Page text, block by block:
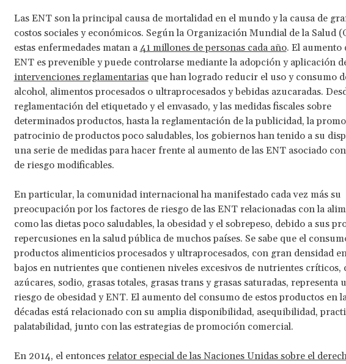
Las ENT son la principal causa de mortalidad en el mundo y la causa de
costos sociales y económicos. Según la Organización Mundial de la Salud
estas enfermedades matan a 41 millones de personas cada año. El aumento
ENT es prevenible y puede controlarse mediante la adopción y aplicación
intervenciones reglamentariasque han logrado reducir el uso y consumo
alcohol, alimentos procesados o ultraprocesados y bebidas azucaradas.
reglamentación del etiquetado y el envasado, y las medidas fiscales sobre
determinados productos, hasta la reglamentación de la publicidad, la
patrocinio de productos poco saludables, los gobiernos han tenido a su
una serie de medidas para hacer frente al aumento de las ENT asociado
de riesgo modificables.
En particular, la comunidad internacional ha manifestado cada vez más su
preocupación por los factores de riesgo de las ENT relacionadas con la
como las dietas poco saludables, la obesidad y el sobrepeso, debido a sus
repercusiones en la salud pública de muchos países. Se sabe que el
productos alimenticios procesados y ultraprocesados, con gran densidad
bajos en nutrientes que contienen niveles excesivos de nutrientes críticos,
azúcares, sodio, grasas totales, grasas trans y grasas saturadas, representa
riesgo de obesidad y ENT. El aumento del consumo de estos productos en
décadas está relacionado con su amplia disponibilidad, asequibilidad,
palatabilidad, junto con las estrategias de promoción comercial.
En 2014, el entonces relator especial de las Naciones Unidas sobre el